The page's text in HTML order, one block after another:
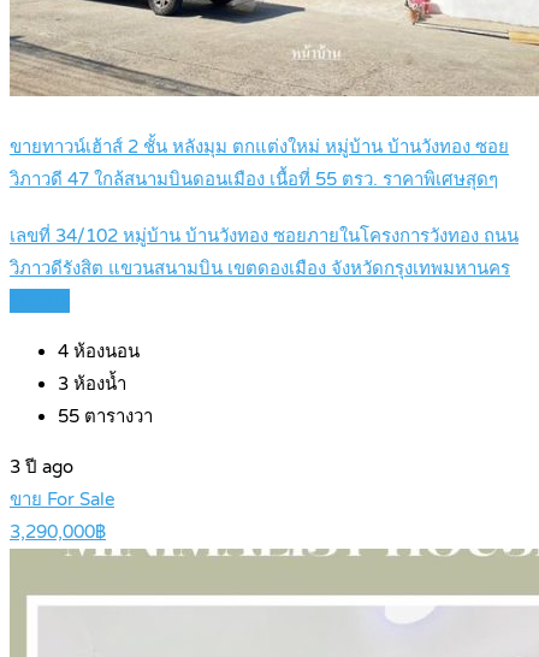
ขายทาวน์เฮ้าส์ 2 ชั้น หลังมุม ตกแต่งใหม่ หมู่บ้าน บ้านวังทอง ซอย
วิภาวดี 47 ใกล้สนามบินดอนเมือง เนื้อที่ 55 ตรว. ราคาพิเศษสุดๆ
เลขที่ 34/102 หมู่บ้าน บ้านวังทอง ซอยภายในโครงการวังทอง ถนน
วิภาวดีรังสิต แขวนสนามบิน เขตดองเมือง จังหวัดกรุงเทพมหานคร
4 ห้องนอน
3 ห้องน้ำ
55 ตารางวา
3 ปี ago
ขาย For Sale
3,290,000฿